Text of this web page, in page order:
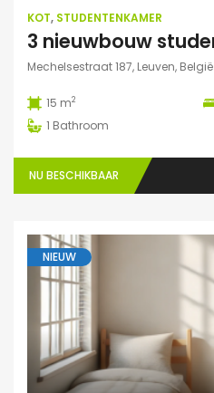
KOT, STUDENTENKAMER
Mechelsestraat 187, Leuven, België
15 m2
1 Bathroom
NU BESCHIKBAAR
NIEUW